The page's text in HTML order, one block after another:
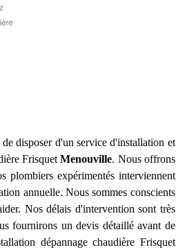
disposer d'un service d'installation et
FrisquetMenouville. Nous offrons
plombiers expérimentés interviennent
annuelle. Nous sommes conscients
Nos délais d'intervention sont très
fournirons un devis détaillé avant de
dépannage chaudière Frisquet